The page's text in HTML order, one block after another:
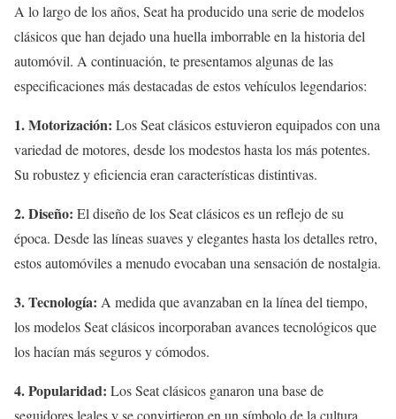
A lo largo de los años, Seat ha producido una serie de modelos
clásicos que han dejado una huella imborrable en la historia del
automóvil. A continuación, te presentamos algunas de las
especificaciones más destacadas de estos vehículos legendarios:
1. Motorización: Los Seat clásicos estuvieron equipados con una
variedad de motores, desde los modestos hasta los más potentes.
Su robustez y eficiencia eran características distintivas.
2. Diseño: El diseño de los Seat clásicos es un reflejo de su
época. Desde las líneas suaves y elegantes hasta los detalles retro,
estos automóviles a menudo evocaban una sensación de nostalgia.
3. Tecnología: A medida que avanzaban en la línea del tiempo,
los modelos Seat clásicos incorporaban avances tecnológicos que
los hacían más seguros y cómodos.
4. Popularidad: Los Seat clásicos ganaron una base de
seguidores leales y se convirtieron en un símbolo de la cultura